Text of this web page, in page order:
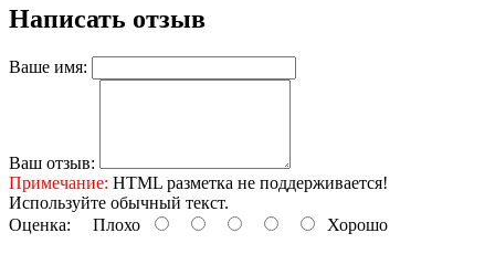
Написать отзыв
Ваше имя:
Ваш отзыв:
Примечание: HTML разметка не поддерживается!
Используйте обычный текст.
Оценка: Плохо Хорошо